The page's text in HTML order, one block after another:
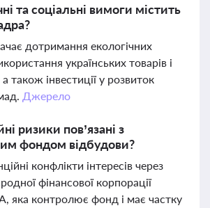
та соціальні вимоги містить
дотримання екологічних
українських товарів і
також інвестиції у розвиток
Джерело
ризики пов’язані з
фондом відбудови?
конфлікти інтересів через
фінансової корпорації
яка контролює фонд і має частку